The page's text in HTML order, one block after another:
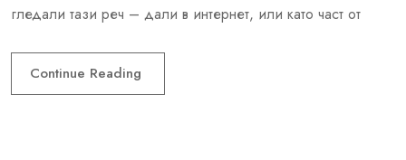
гледали тази реч – дали в интернет, или като част от
Continue Reading